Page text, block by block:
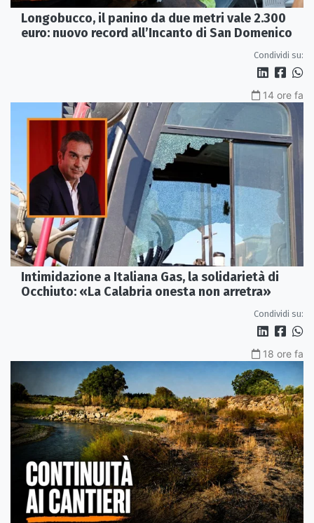
Longobucco, il panino da due metri vale 2.300
euro: nuovo record all’Incanto di San Domenico
Condividi su:
14 ore fa
Intimidazione a Italiana Gas, la solidarietà di
Occhiuto: «La Calabria onesta non arretra»
Condividi su:
18 ore fa